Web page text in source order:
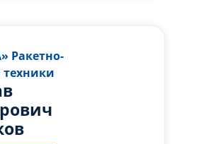
С 2003-2006
созданию
С 2006 г. зам.
– начальник
главный инженер –
КБ «Южное.
и патентов.
Ракетно-